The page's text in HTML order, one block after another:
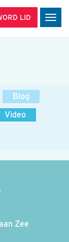
LID
Blog
Video
Zee